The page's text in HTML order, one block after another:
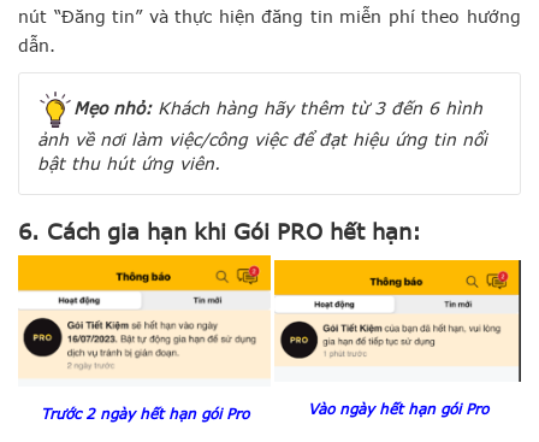
nút “Đăng tin” và thực hiện đăng tin miễn phí theo hướng
dẫn.
Mẹo nhỏ: Khách hàng hãy thêm từ 3 đến 6 hình
ảnh về nơi làm việc/công việc để đạt hiệu ứng tin nổi
bật thu hút ứng viên.
6. Cách gia hạn khi Gói PRO hết hạn:
Trước 2 ngày hết hạn gói Pro Vào ngày hết hạn gói Pro